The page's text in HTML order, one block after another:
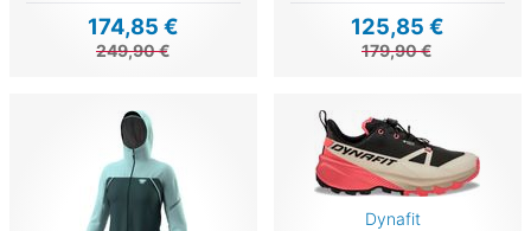
174,85 €
249,90 €
125,85 €
179,90 €
Dynafit